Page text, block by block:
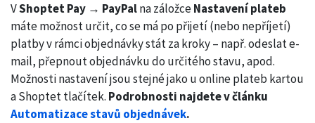
VShoptet Pay → PayPalna záložceNastavení plateb
máte možnost určit, co se má po přijetí (nebo nepříjetí)
platby v rámci objednávky stát za kroky – např. odeslat e-
mail, přepnout objednávku do určitého stavu, apod.
Možnosti nastavení jsou stejné jako u online plateb kartou
a Shoptet tlačítek. Podrobnosti najdete v článku
Automatizace stavů objednávek.